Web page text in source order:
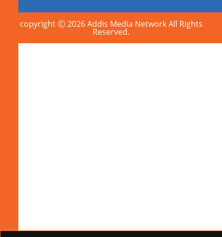
copyright Ⓒ 2026 Addis Media Network All Rights
Reserved.